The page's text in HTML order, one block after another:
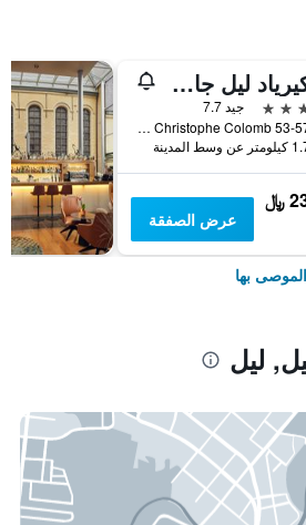
كيرياد ليل جار - جرون باليه
جيد 7.7
53-57 rue Christophe Colomb, ليل, إقليم نور, فرنسا
عن وسط المدينة
﷼
عرض الصفقة
بها
ليل